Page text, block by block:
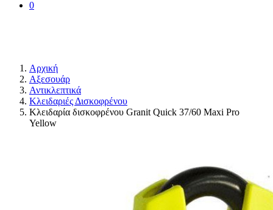
0
Αρχική
Αξεσουάρ
Αντικλεπτικά
Κλειδαριές Δισκοφρένου
Κλειδαρία δισκοφρένου Granit Quick 37/60 Maxi Pro
Yellow